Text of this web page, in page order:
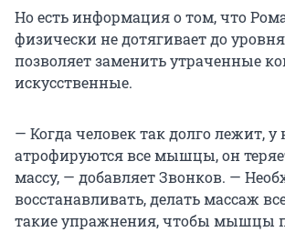
Но есть информация о том, что
физически не дотягивает до
позволяет заменить утраченные
искусственные.
— Когда человек так долго лежит, у
атрофируются все мышцы, он
массу, — добавляет Звонков. —
восстанавливать, делать массаж
такие упражнения, чтобы мышцы